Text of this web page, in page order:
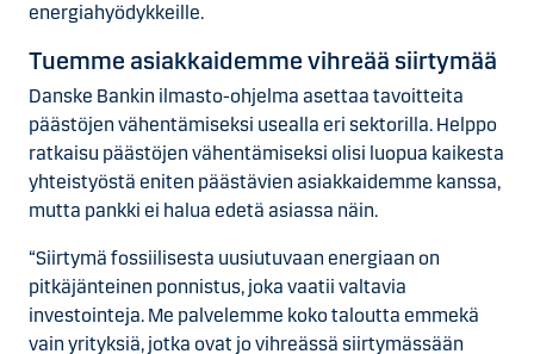
energiahyödykkeille.
Tuemme asiakkaidemme vihreää siirtymää
Danske Bankin ilmasto-ohjelma asettaa tavoitteita
päästöjen vähentämiseksi usealla eri sektorilla. Helppo
ratkaisu päästöjen vähentämiseksi olisi luopua kaikesta
yhteistyöstä eniten päästävien asiakkaidemme kanssa,
mutta pankki ei halua edetä asiassa näin.
“Siirtymä fossiilisesta uusiutuvaan energiaan on
pitkäjänteinen ponnistus, joka vaatii valtavia
investointeja. Me palvelemme koko taloutta emmekä
vain yrityksiä, jotka ovat jo vihreässä siirtymässään